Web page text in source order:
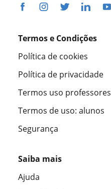
Termos e Condições
Política de cookies
Política de privacidade
Termos uso professores
Termos de uso: alunos
Segurança
Saiba mais
Ajuda